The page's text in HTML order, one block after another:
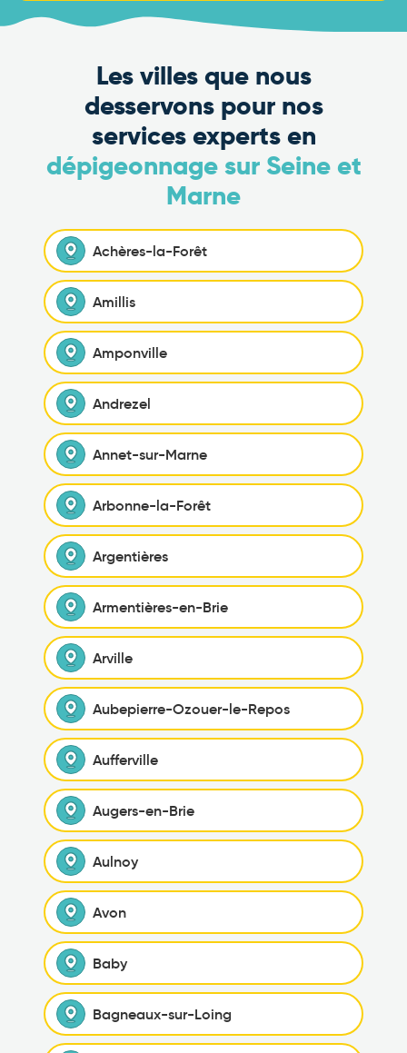
Les villes que nous
desservons pour nos
services experts en
dépigeonnage sur Seine et
Marne
Achères-la-Forêt
Amillis
Amponville
Andrezel
Annet-sur-Marne
Arbonne-la-Forêt
Argentières
Armentières-en-Brie
Arville
Aubepierre-Ozouer-le-Repos
Aufferville
Augers-en-Brie
Aulnoy
Avon
Baby
Bagneaux-sur-Loing